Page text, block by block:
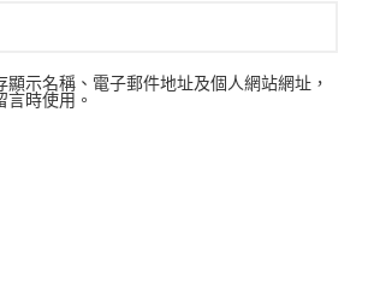
顯示名稱、電子郵件地址及個人網站網址，
言時使用。